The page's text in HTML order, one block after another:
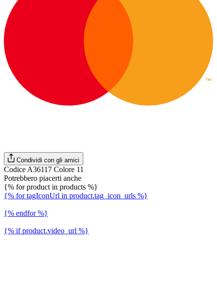
Condividi con gli amici
Codice A36117 Colore 11
Potrebbero piacerti anche
{% for product in products %}
{% for tagIconUrl in product.tag_icon_urls %}
{% endfor %}
{% if product.video_url %}